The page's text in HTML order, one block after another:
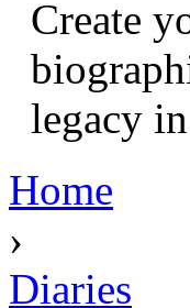
Create
legacy
Home
›
Diaries